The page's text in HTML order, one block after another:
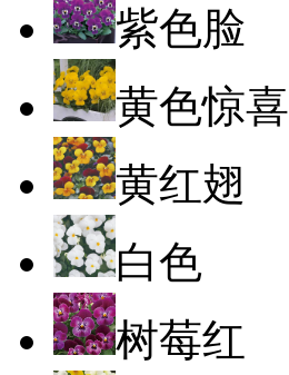
紫色脸
黄色惊喜
黄红翅
白色
树莓红